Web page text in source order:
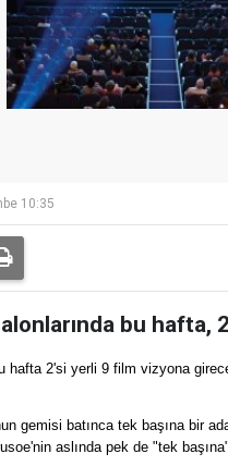
10:35
bu hafta,
hafta 2'si yerli 9 film vizyona
gemisi batınca tek başına bir
aslında pek de "tek